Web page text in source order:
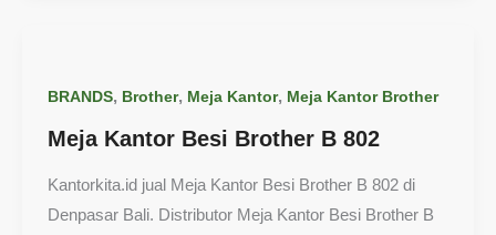
BRANDS, Brother, Meja Kantor, Meja Kantor Brother
Meja Kantor Besi Brother B 802
Kantorkita.id jual Meja Kantor Besi Brother B 802 di
Denpasar Bali. Distributor Meja Kantor Besi Brother B